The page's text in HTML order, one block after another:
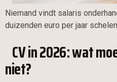
Niemand vindt salaris
duizenden euro per jaar
CV in 2026: wat
niet?